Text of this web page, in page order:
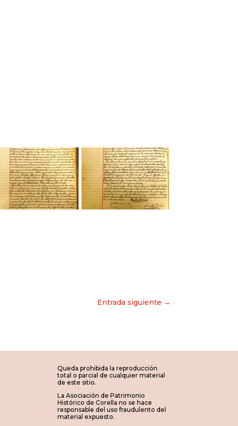
Entrada siguiente →
Queda prohibida la reproducción
total o parcial de cualquier material
de este sitio.
La Asociación de Patrimonio
Histórico de Corella no se hace
responsable del uso fraudulento del
material expuesto.